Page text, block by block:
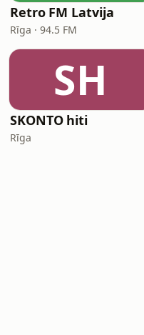
Retro FM Latvija
Rīga · 94.5 FM
SH
SKONTO hiti
Rīga